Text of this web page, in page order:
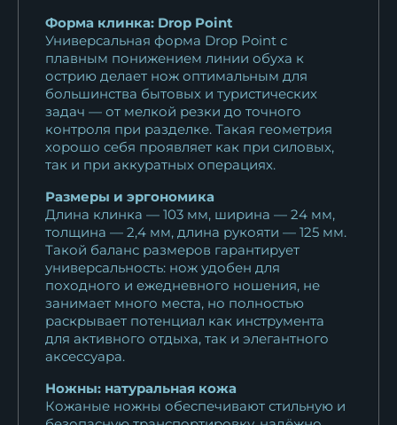
Форма клинка: Drop Point
Универсальная форма Drop Point с
плавным понижением линии обуха к
острию делает нож оптимальным для
большинства бытовых и туристических
задач — от мелкой резки до точного
контроля при разделке. Такая геометрия
хорошо себя проявляет как при силовых,
так и при аккуратных операциях.
Размеры и эргономика
Длина клинка — 103 мм, ширина — 24 мм,
толщина — 2,4 мм, длина рукояти — 125 мм.
Такой баланс размеров гарантирует
универсальность: нож удобен для
походного и ежедневного ношения, не
занимает много места, но полностью
раскрывает потенциал как инструмента
для активного отдыха, так и элегантного
аксессуара.
Ножны: натуральная кожа
Кожаные ножны обеспечивают стильную и